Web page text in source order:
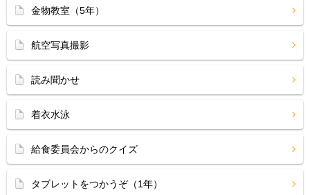
金物教室（5年）
航空写真撮影
読み聞かせ
着衣水泳
給食委員会からのクイズ
タブレットをつかうぞ（1年）